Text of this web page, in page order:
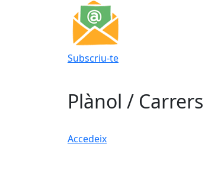
Subscriu-te
Plànol / Carrers
Accedeix